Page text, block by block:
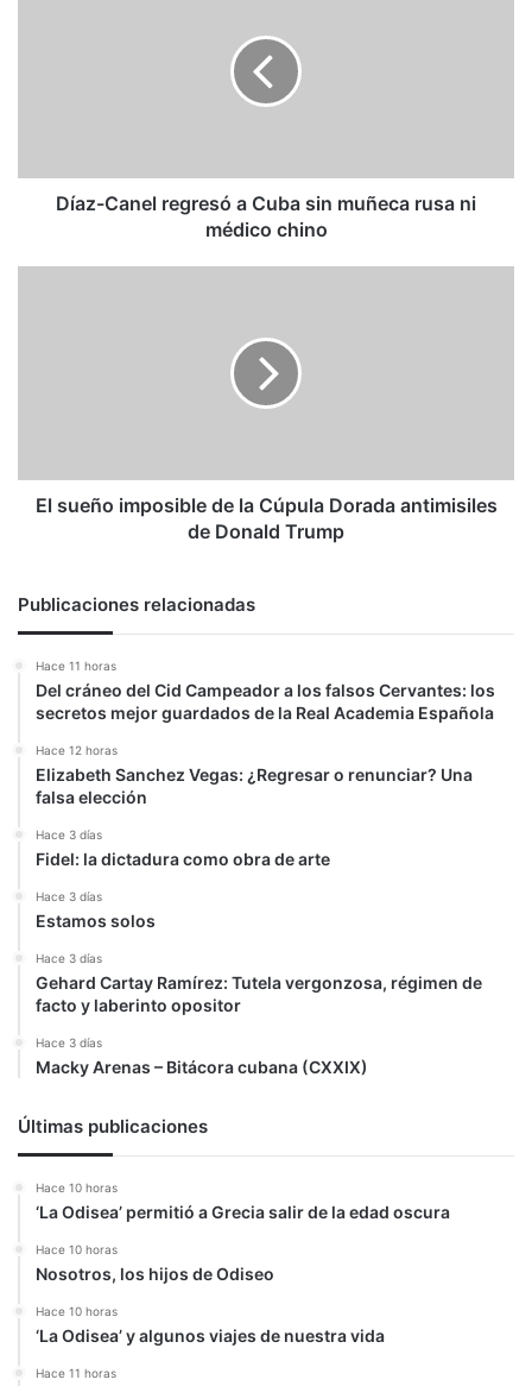
ni
médicoDíaz-Canel regresó a Cuba sin muñeca rusa ni
médico chino
de
Donald
El sueño imposible de la Cúpula Dorada antimisiles
de Donald Trump
Publicaciones relacionadas
Hace 11 horas
Del cráneo del Cid Campeador a los falsos Cervantes: los
secretos mejor guardados de la Real Academia Española
Hace 12 horas
Elizabeth Sanchez Vegas: ¿Regresar o renunciar? Una
falsa elección
Hace 3 días
Fidel: la dictadura como obra de arte
Hace 3 días
Estamos solos
Hace 3 días
Gehard Cartay Ramírez: Tutela vergonzosa, régimen de
facto y laberinto opositor
Hace 3 días
Macky Arenas – Bitácora cubana (CXXIX)
Últimas publicaciones
Hace 10 horas
‘La Odisea’ permitió a Grecia salir de la edad oscura
Hace 10 horas
Nosotros, los hijos de Odiseo
Hace 10 horas
‘La Odisea’ y algunos viajes de nuestra vida
Hace 11 horas